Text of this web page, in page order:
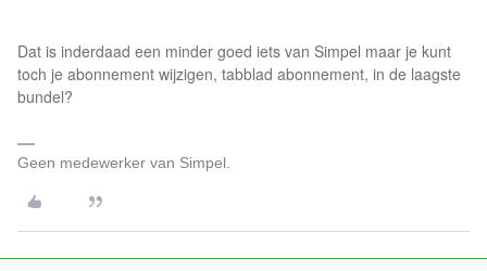
Dat is inderdaad een minder goed iets van Simpel maar je kunt
toch je abonnement wijzigen, tabblad abonnement, in de laagste
bundel?
Geen medewerker van Simpel.